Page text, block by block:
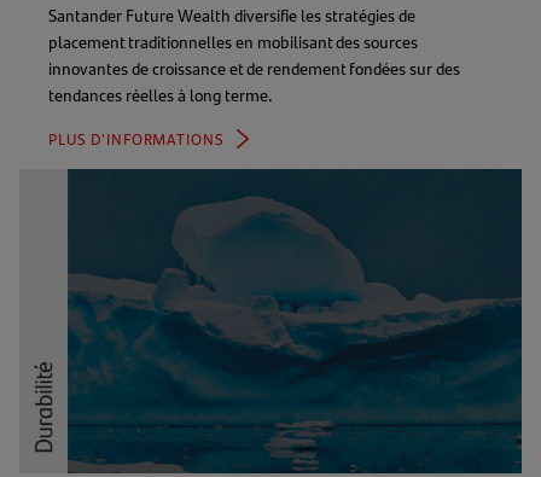
Santander Future Wealth diversifie les stratégies de
placement traditionnelles en mobilisant des sources
innovantes de croissance et de rendement fondées sur des
tendances réelles à long terme.
PLUS D’INFORMATIONS